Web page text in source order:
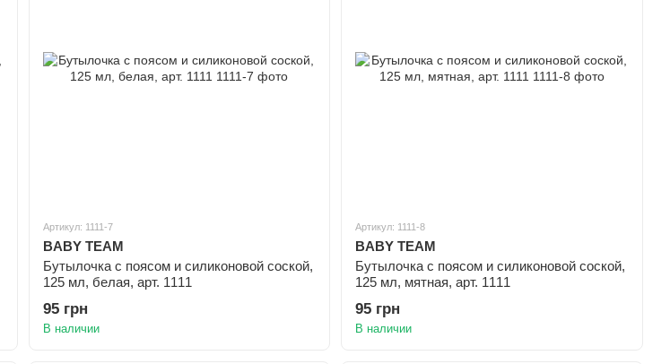
Артикул: 1111-7
BABY TEAM
Бутылочка с поясом и силиконовой соской,
125 мл, белая, арт. 1111
95 грн
В наличии
Артикул: 1111-8
BABY TEAM
Бутылочка с поясом и силиконовой соской,
125 мл, мятная, арт. 1111
95 грн
В наличии